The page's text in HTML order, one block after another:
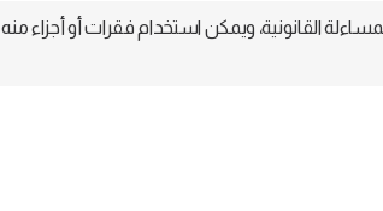
القانونية، ويمكن استخدام فقرات أو أجزاء منه